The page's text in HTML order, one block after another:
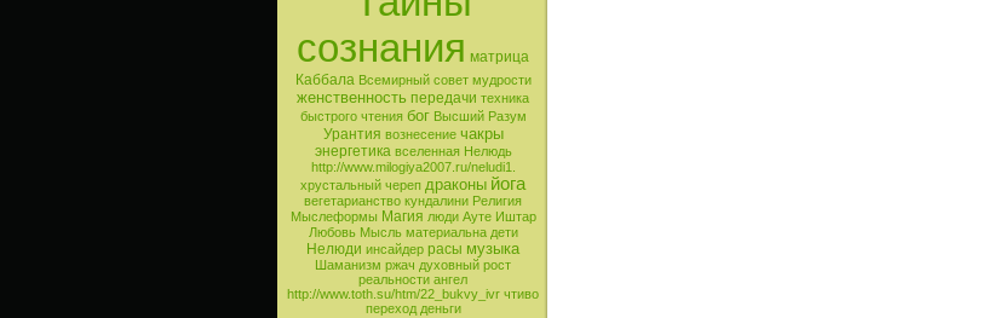
сознания матрица
Каббала Всемирный совет мудрости
женственность передачи техника
быстрого чтения бог Высший Разум
Урантия вознесение чакры
энергетика вселенная Нелюдь
http://www.milogiya2007.ru/neludi1.
хрустальный череп драконы йога
вегетарианство кундалини Религия
Мыслеформы Магия люди Ауте Иштар
Любовь Мысль материальна дети
Нелюди инсайдер расы музыка
Шаманизм ржач духовный рост
реальности ангел
http://www.toth.su/htm/22_bukvy_ivr чтиво
переход деньги